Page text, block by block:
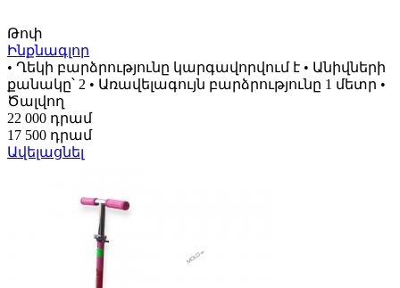
Թոփ
Ինքնագլոր
• Ղեկի բարձրությունը կարգավորվում է • Անիվների
քանակը՝ 2 • Առավելագույն բարձրությունը 1 մետր •
Ծալվող
22 000 դրամ
17 500 դրամ
Ավելացնել